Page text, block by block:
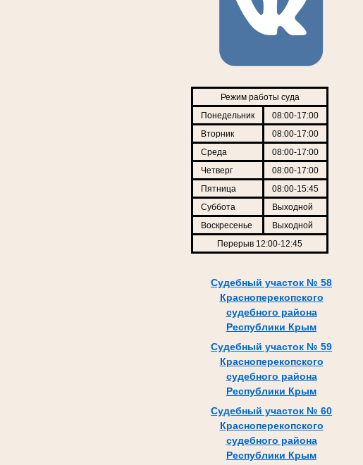
Режим работы суда
Понедельник
08:00-17:00
Вторник
08:00-17:00
Среда
08:00-17:00
Четверг
08:00-17:00
Пятница
08:00-15:45
Суббота
Выходной
Воскресенье
Выходной
Перерыв 12:00-12:45
Судебный участок № 58
Красноперекопского
судебного района
Республики Крым
Судебный участок № 59
Красноперекопского
судебного района
Республики Крым
Судебный участок № 60
Красноперекопского
судебного района
Республики Крым